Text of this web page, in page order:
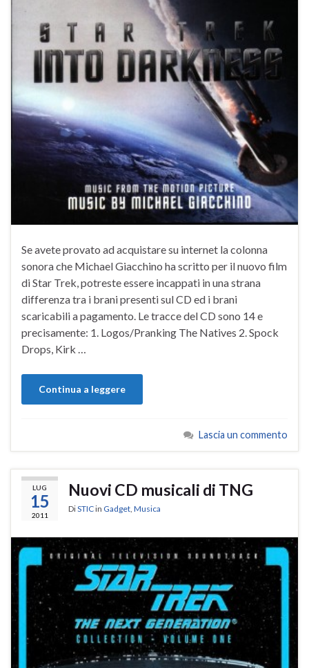
Se avete provato ad acquistare su internet la colonna
sonora che Michael Giacchino ha scritto per il nuovo film
di Star Trek, potreste essere incappati in una strana
differenza tra i brani presenti sul CD ed i brani
scaricabili a pagamento. Le tracce del CD sono 14 e
precisamente: 1. Logos/Pranking The Natives 2. Spock
Drops, Kirk …
Continua a leggere
Lascia un commento
LUG
15
2011
Nuovi CD musicali di TNG
DiSTICin Gadget Musica